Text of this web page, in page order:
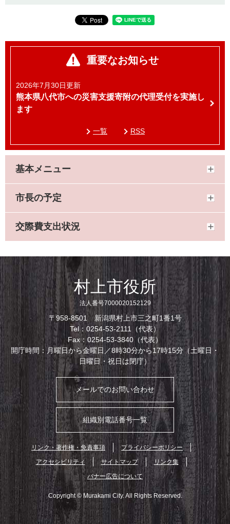
重要なお知らせ
2026年7月30日更新
熊本県八代市への災害支援寄附の代理受付を実施し
ます
一覧 RSS
基本メニュー
市長の予定
交際費支出状況
村上市役所
法人番号7000020152129
〒958-8501 新潟県村上市三之町1番1号
Tel：0254-53-2111（代表）
Fax：0254-53-3840（代表）
開庁時間：月曜日から金曜日／8時30分から17時15分（土曜日・
日曜日・祝日は閉庁）
メールでのお問い合わせ
組織別電話番号一覧
リンク・著作権・免責事項
プライバシーポリシー
アクセシビリティ
サイトマップ
リンク集
バナー広告について
Copyright © Murakami City. All Rights Reserved.